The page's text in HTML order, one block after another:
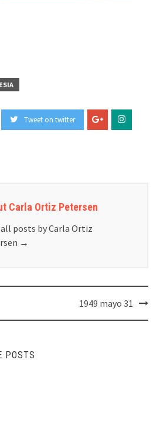
Tweet on twitter
Carla Ortiz Petersen
all posts by Carla Ortiz
→
1949 mayo 31
POSTS